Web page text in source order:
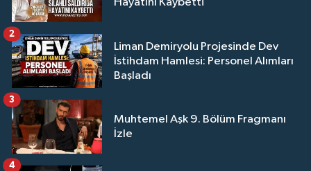
Hayatını Kaybetti
Liman Demiryolu Projesinde Dev
İstihdam Hamlesi: Personel Alımları
Başladı
2
Muhtemel Aşk 9. Bölüm Fragmanı
İzle
3
4